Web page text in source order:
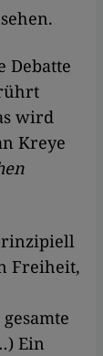
Debatte
wird
Kreye
Freiheit,
Ein